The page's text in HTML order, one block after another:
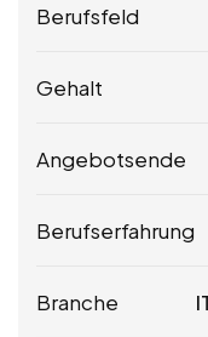
Berufsfeld
Gehalt
Angebotsende
Berufserfahrung
Branche